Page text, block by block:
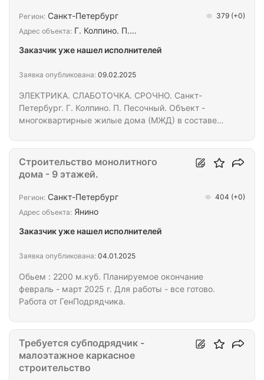
ЭЛЕКТРИКА. СЛАБОТОЧКА. СРОЧНО. Санкт-
Петербург. Г. Колпино. П. Песочный. Объект -
многоквартирные жилые дома (МЖД) в составе
составе 15 человек (всего 105 человек) для
выполнения комплекса работ по электрике и
слаботочке (ЭОМ и СС) на ЖК. С опытом
аналогичных работ. ОБЪЁМ И ЦЕНА: -согласно
проектно-сметной документации (высылается по
запросу). Аванс на 3-й день работы. Расчёт 2 раза
в месяц. Оплата…
Регион: Санкт-Петербург 379 (+0)
Адрес объекта: Г. Колпино. П.…
Заказчик уже нашел исполнителей
Заявка опубликована: 09.02.2025
Обьем : 2200 м.куб. Планируемое окончание
февраль - март 2025 г. Для работы - все готово.
Работа от ГенПодрядчика.
Строительство монолитного
дома - 9 этажей.
Регион: Санкт-Петербург 404 (+0)
Адрес объекта: Янино
Заказчик уже нашел исполнителей
Заявка опубликована: 04.01.2025
Требуется субподрядчик -
малоэтажное каркасное
строительство